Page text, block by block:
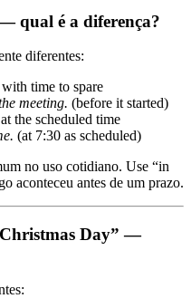
qual é a diferença?
diferentes:
time to spare
meeting. (before it started)
the scheduled time
(at 7:30 as scheduled)
no uso cotidiano. Use “in
aconteceu antes de um prazo.
Day” —